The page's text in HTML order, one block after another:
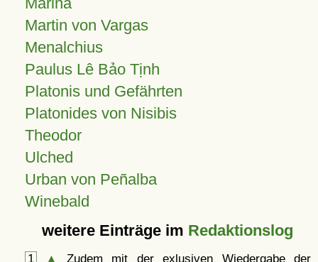
Martin von Vargas
Menalchius
Paulus Lê Bảo Tịnh
Platonis und Gefährten
Platonides von Nisibis
Theodor
Ulched
Urban von Peñalba
Winebald
weitere Einträge im Redaktionslog
1 ▲
Zudem mit der exlusiven Wiedergabe der